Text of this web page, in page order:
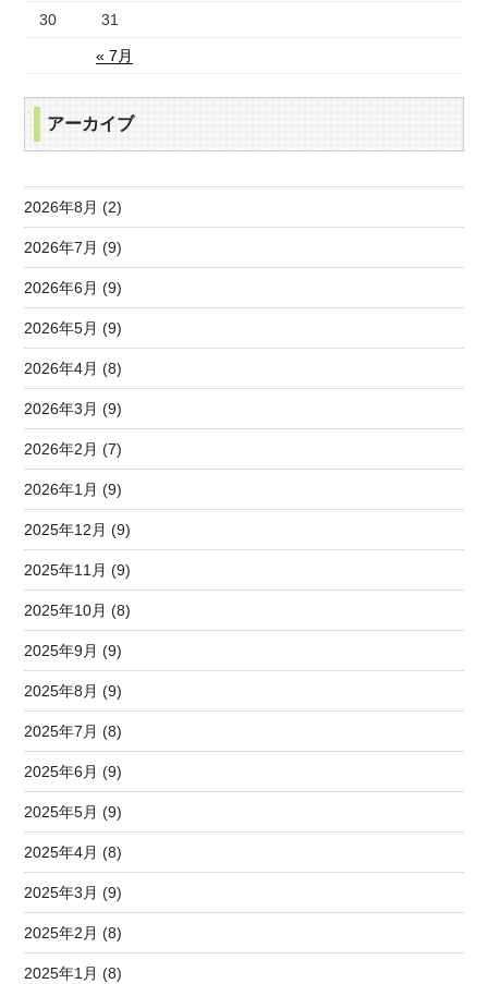
« 7月
30 31
アーカイブ
2026年8月 (2)
2026年7月 (9)
2026年6月 (9)
2026年5月 (9)
2026年4月 (8)
2026年3月 (9)
2026年2月 (7)
2026年1月 (9)
2025年12月 (9)
2025年11月 (9)
2025年10月 (8)
2025年9月 (9)
2025年8月 (9)
2025年7月 (8)
2025年6月 (9)
2025年5月 (9)
2025年4月 (8)
2025年3月 (9)
2025年2月 (8)
2025年1月 (8)